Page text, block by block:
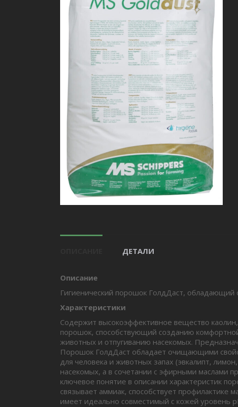
ДЕТАЛИ
Описание
Гигиенический порошок ГолдДаст,
Характеристики
Содержит высокоэффективное вещество
порошок, способствующий созданию
животных и отпугиванию насекомых.
Порошок ГолдДаст обладает очищающими
для человека и животных запах (эвкалипт,
насекомых, а в сочетании с эфирными маслами
ключевое понятие в описании характеристик
связывает аммиак, способствует
имеет идеально совместимый с кожей уровень